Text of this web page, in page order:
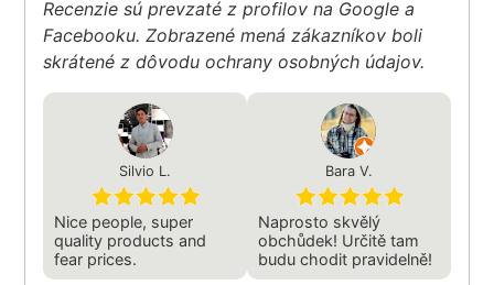
Recenzie sú prevzaté z profilov na Google a
Facebooku. Zobrazené mená zákazníkov boli
skrátené z dôvodu ochrany osobných údajov.
Silvio L.
Nice people, super
quality products and
fear prices.
Bara V.
Naprosto skvělý
obchůdek! Určitě tam
budu chodit pravidelně!